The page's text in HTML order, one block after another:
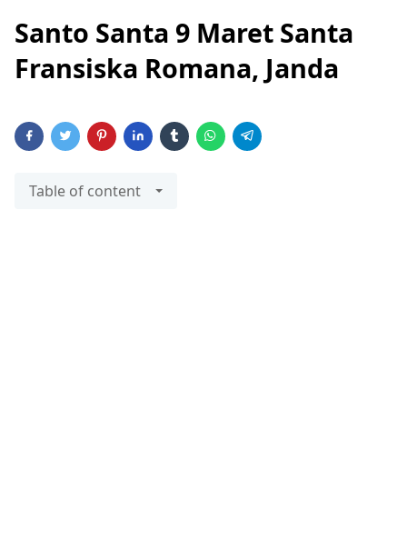
Santo Santa 9 Maret Santa
Fransiska Romana, Janda
Table of content